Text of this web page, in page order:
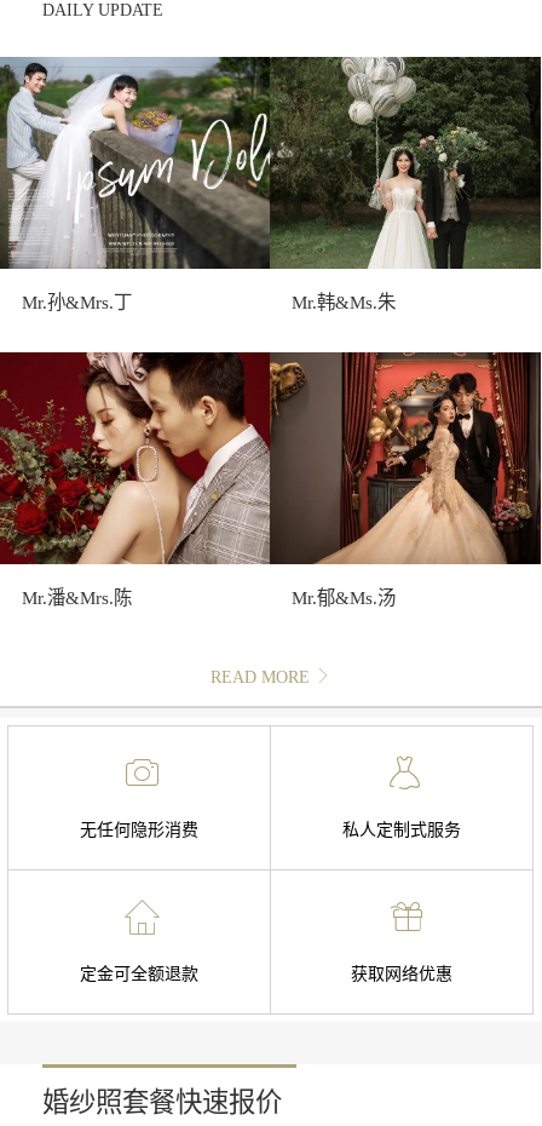
DAILY UPDATE
Mr.孙&Mrs.丁 Mr.韩&Ms.朱
Mr.潘&Mrs.陈 Mr.郁&Ms.汤
READ MORE
无任何隐形消费 私人定制式服务
定金可全额退款 获取网络优惠
婚纱照套餐快速报价